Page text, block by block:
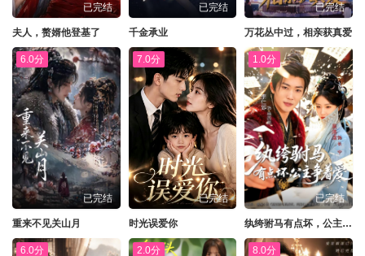
已完结
夫人，赘婿他登基了
已完结
千金承业
已完结
万花丛中过，相亲获真爱
6.0分
已完结
重来不见关山月
7.0分
已完结
时光误爱你
1.0分
已完结
纨绔驸马有点坏，公主争着爱
6.0分 2.0分 8.0分